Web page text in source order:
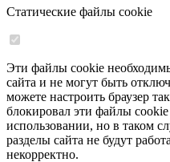
Статические файлы cookie
Эти файлы cookie
сайта и не могут быть
можете настроить браузер
блокировал эти файлы
использовании, но в таком
разделы сайта не будут
некорректно.